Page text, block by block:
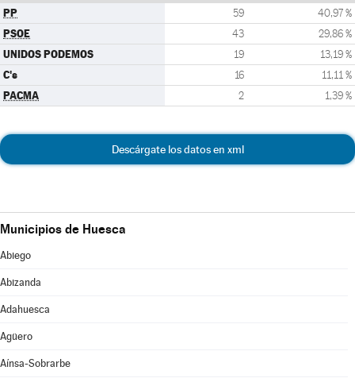
PP 59 40,97 %
PSOE 43 29,86 %
UNIDOS PODEMOS 19 13,19 %
C's 16 11,11 %
PACMA 2 1,39 %
Descárgate los datos en xml
Municipios de Huesca
Abiego
Abizanda
Adahuesca
Agüero
Aínsa-Sobrarbe